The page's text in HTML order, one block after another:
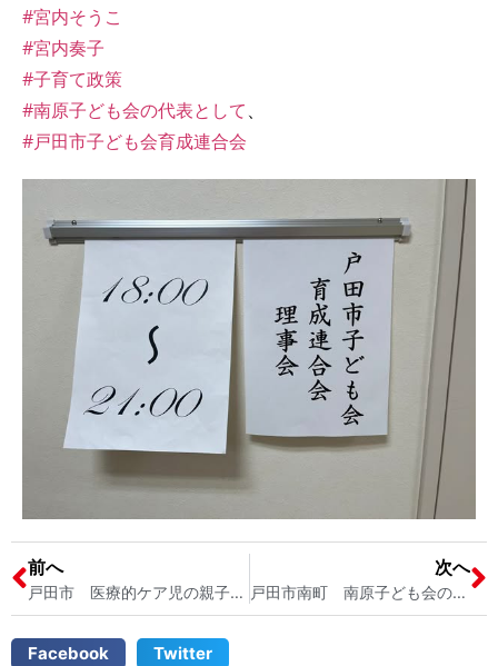
#宮内そうこ
#宮内奏子
#子育て政策
#南原子ども会の代表として、
#戸田市子ども会育成連合会
前へ
戸田市 医療的ケア児の親子のご自宅に訪問しました 戸田市医療的ケア児の会 障がい者福祉の充実を 戸田市議会議員 宮内そうこ
次へ
戸田市南町 南原子ども会の役員会議を行いました 子ども会会長 戸田市議会議員 宮内そうこ
Facebook Twitter